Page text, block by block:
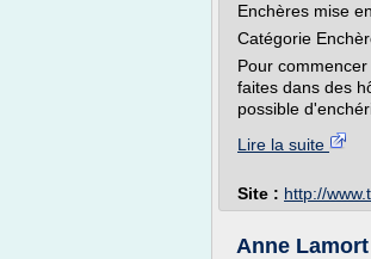
Enchères mise
Catégorie
Pour
faites dans des
possible
Lire la suite
Site : http://
Anne